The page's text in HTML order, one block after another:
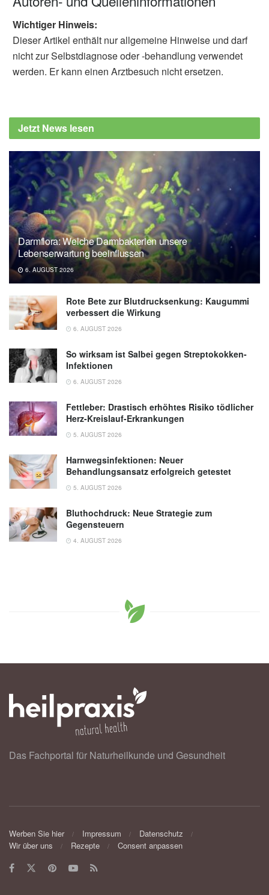
Wichtiger Hinweis:
Dieser Artikel enthält nur allgemeine Hinweise und darf
nicht zur Selbstdiagnose oder -behandlung verwendet
werden. Er kann einen Arztbesuch nicht ersetzen.
Jetzt News lesen
Darmflora: Welche Darmbakterien unsere
Lebenserwartung beeinflussen
6. AUGUST 2026
Rote Bete zur Blutdrucksenkung: Kaugummi
verbessert die Wirkung
6. AUGUST 2026
So wirksam ist Salbei gegen Streptokokken-
Infektionen
6. AUGUST 2026
Fettleber: Drastisch erhöhtes Risiko tödlicher
Herz-Kreislauf-Erkrankungen
5. AUGUST 2026
Harnwegsinfektionen: Neuer
Behandlungsansatz erfolgreich getestet
5. AUGUST 2026
Bluthochdruck: Neue Strategie zum
Gegensteuern
4. AUGUST 2026
Das Fachportal für Naturheilkunde und Gesundheit
Werben Sie hier Impressum
Datenschutz
Wir über uns
Rezepte Consent anpassen